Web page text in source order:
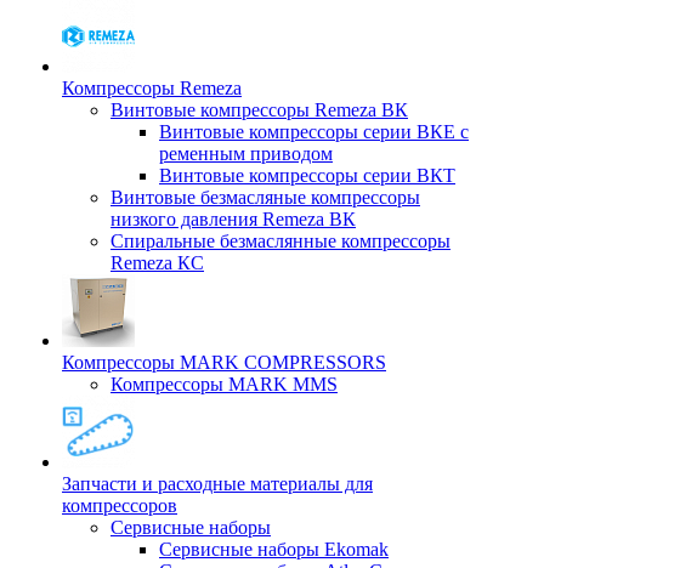
Компрессоры Remeza
Винтовые компрессоры Remeza ВК
Винтовые компрессоры серии ВКЕ с
ременным приводом
Винтовые компрессоры серии ВКТ
Винтовые безмасляные компрессоры
низкого давления Remeza ВК
Спиральные безмаслянные компрессоры
Remeza КС
Компрессоры MARK COMPRESSORS
Компрессоры MARK MMS
Запчасти и расходные материалы для
компрессоров
Cервисные наборы
Сервисные наборы Ekomak